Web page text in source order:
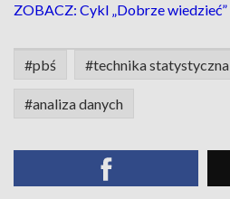
ZOBACZ: Cykl „Dobrze wiedzieć”
#pbś #technika statystyczna
#analiza danych